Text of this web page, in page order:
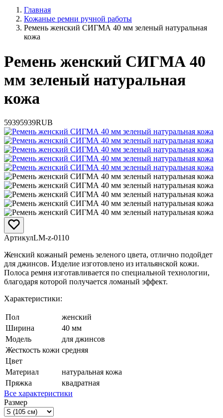
Главная
Кожаные ремни ручной работы
Ремень женский СИГМА 40 мм зеленый натуральная
кожа
Ремень женский СИГМА 40
мм зеленый натуральная
кожа
59395939RUB
АртикулLM-z-0110
Женский кожаный ремень зеленого цвета, отлично подойдет
для джинсов. Изделие изготовлено из итальянской кожи.
Полоса ремня изготавливается по специальной технологии,
благодаря которой получается ломаный эффект.
Характеристики:
Пол
женский
Ширина
40 мм
Модель
для джинсов
Жесткость кожи средняя
Цвет
Материал
натуральная кожа
Пряжка
квадратная
Все характеристики
Размер